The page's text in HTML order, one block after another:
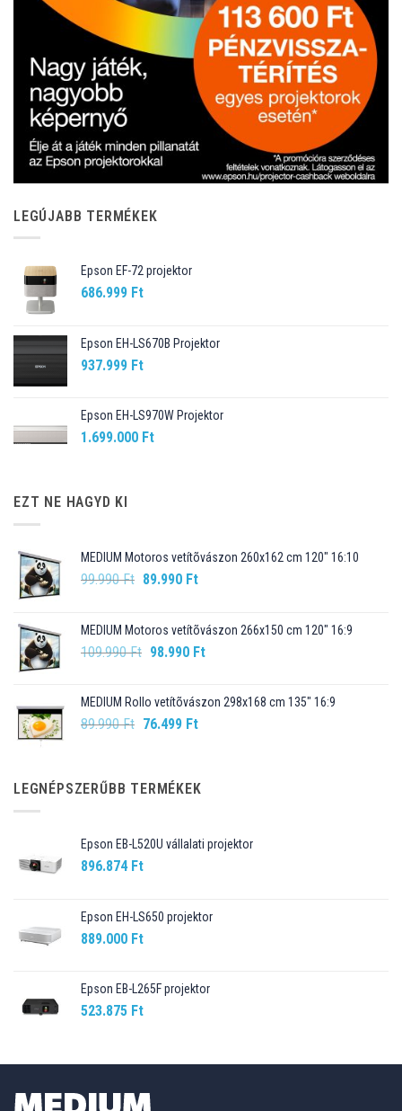
LEGÚJABB TERMÉKEK
Epson EF-72 projektor
686.999 Ft
Epson EH-LS670B Projektor
937.999 Ft
Epson EH-LS970W Projektor
1.699.000 Ft
EZT NE HAGYD KI
MEDIUM Motoros vetítõvászon 260x162 cm 120" 16:10
99.990Ft Original
99.990 Ft.
89.990 FtCurrent
89.990 Ft.
MEDIUM Motoros vetítõvászon 266x150 cm 120" 16:9
109.990Ft Original
109.990 Ft.
98.990 FtCurrent
98.990 Ft.
MEDIUM Rollo vetítõvászon 298x168 cm 135" 16:9
89.990Ft Original
89.990 Ft.
76.499 FtCurrent
76.499 Ft.
LEGNÉPSZERŰBB TERMÉKEK
Epson EB-L520U vállalati projektor
896.874 Ft
Epson EH-LS650 projektor
889.000 Ft
Epson EB-L265F projektor
523.875 Ft